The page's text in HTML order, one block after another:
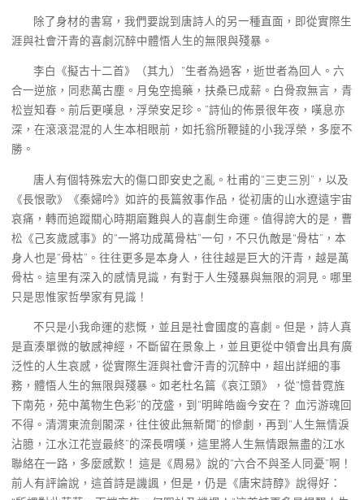
除了身材的書寫，我們要說到唐詩人的另一種直面，即從實際生
涯與社會汗青的喜劇沉醉中體悟人生的無限與殘暴。
李白《擬古十二首》（其九）“生者為過客，逝世者為回人。六
合一逆旅，同悲萬古塵。月兔空搗藥，扶桑已成薪。白骨寂無言，青
松豈知春。前后更嘆息，浮榮安足珍。”詩仙的佈景很年夜，嘆息亦
深，在滾滾混混的人生本相眼前，如托翁所鞭撻的小我浮榮，多麼不
勝。
唐人有個特殊宏大的傷口即安史之亂。杜甫的“三吏三別”，以及
《長恨歌》《秦婦吟》如許的長篇敘事作品，從初唐的山水遼遠宇宙
哀痛，轉而追蹤關心時期磨難與人的喜劇生命運。值得誇大的是，曹
松《己亥歲感事》的“一將功成萬骨枯”一句，不只仇敵是“骨枯”，本
身人也是“骨枯”。往往更多是本身人，往往越是巨大的汗青，越是萬
骨枯。這里有深入的感情見識，有對于人生殘暴與無限的洞見。哪里
只是思惟家哲學家有見識！
不只是小我命運的悲慨，並且是社會國度的喜劇。但是，詩人真
是直湊單微的敏感神經，不斷留在景象上，並且更從中領會出具有廣
泛性的人生哀感，從實際生涯與社會汗青的沉醉中，超出詳細的事
務，體悟人生的無限與殘暴。如老杜名篇《哀江頭》，從“憶昔霓旌
下南苑，苑中萬物生色彩”的茂盛，到“明眸皓齒今安在？ 血污游魂回
不得。清渭東流劍閣深，往住彼此無新聞”的慘劇，再到“人生無情淚
沾臆，江水江花豈最終”的深長喟嘆，這里將人生無情跟無盡的江水
聯絡在一路，多麼感歎！ 這是《周易》說的“六合不與圣人同憂”啊！
前人有評論說，這首詩是譏諷，但是，仍是《唐宋詩醇》說得好：